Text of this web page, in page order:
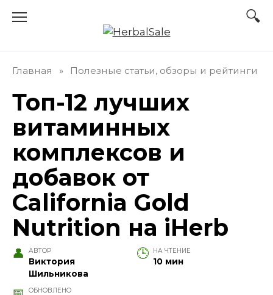
Главная » Полезные статьи, обзоры и рейтинги
Топ-12 лучших
витаминных
комплексов и
добавок от
California Gold
Nutrition на iHerb
АВТОР
Виктория
Шильникова
НА ЧТЕНИЕ
10 мин
ОБНОВЛЕНО